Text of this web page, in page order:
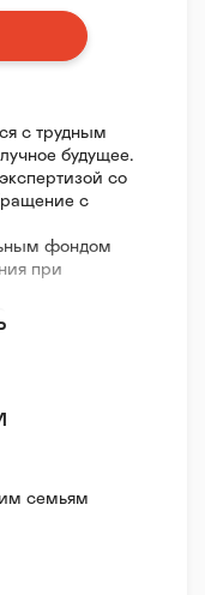
с трудным
будущее.
со
с
фондом
при
на
семьям